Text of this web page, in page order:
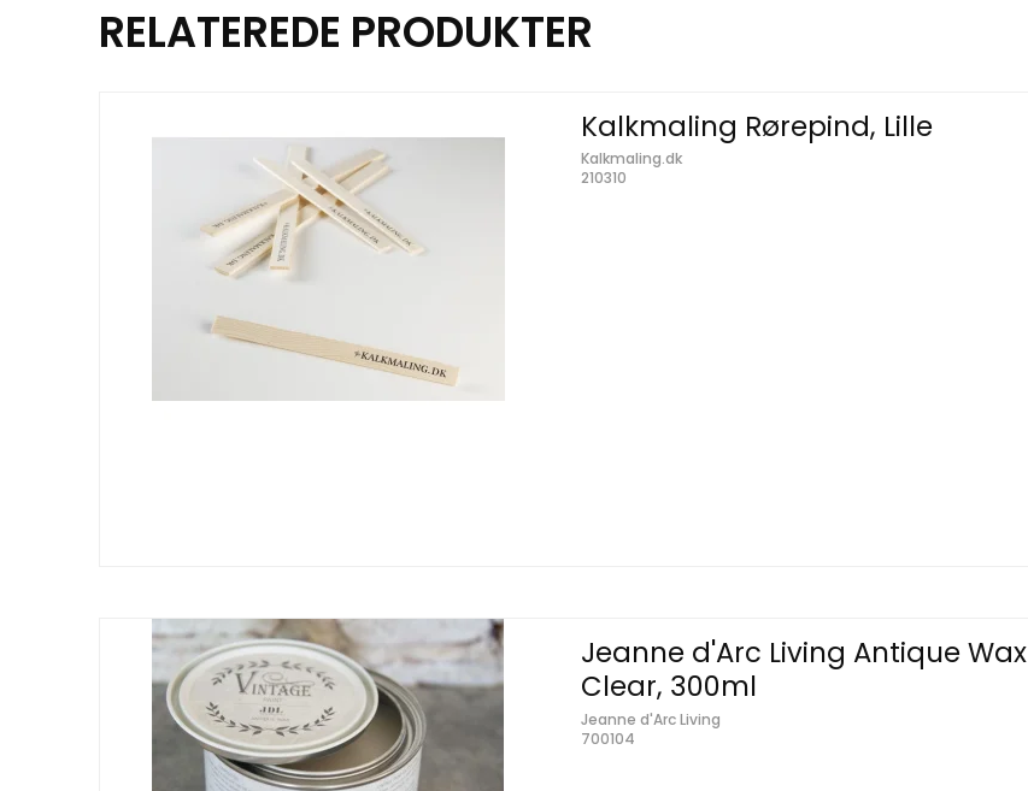
RELATEREDE PRODUKTER
Kalkmaling Rørepind, Lille
Kalkmaling.dk
210310
Jeanne d'Arc Living Antique Wax
Clear, 300ml
Jeanne d'Arc Living
700104